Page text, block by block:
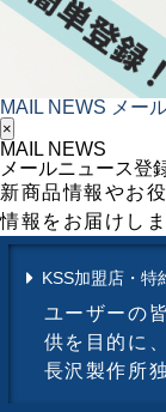
MAIL NEWS メー
×
MAIL NEWS
メールニュース登
新商品情報やお
情報をお届けしま
KSS加盟店・特
ユーザーの
供を目的に
長沢製作所